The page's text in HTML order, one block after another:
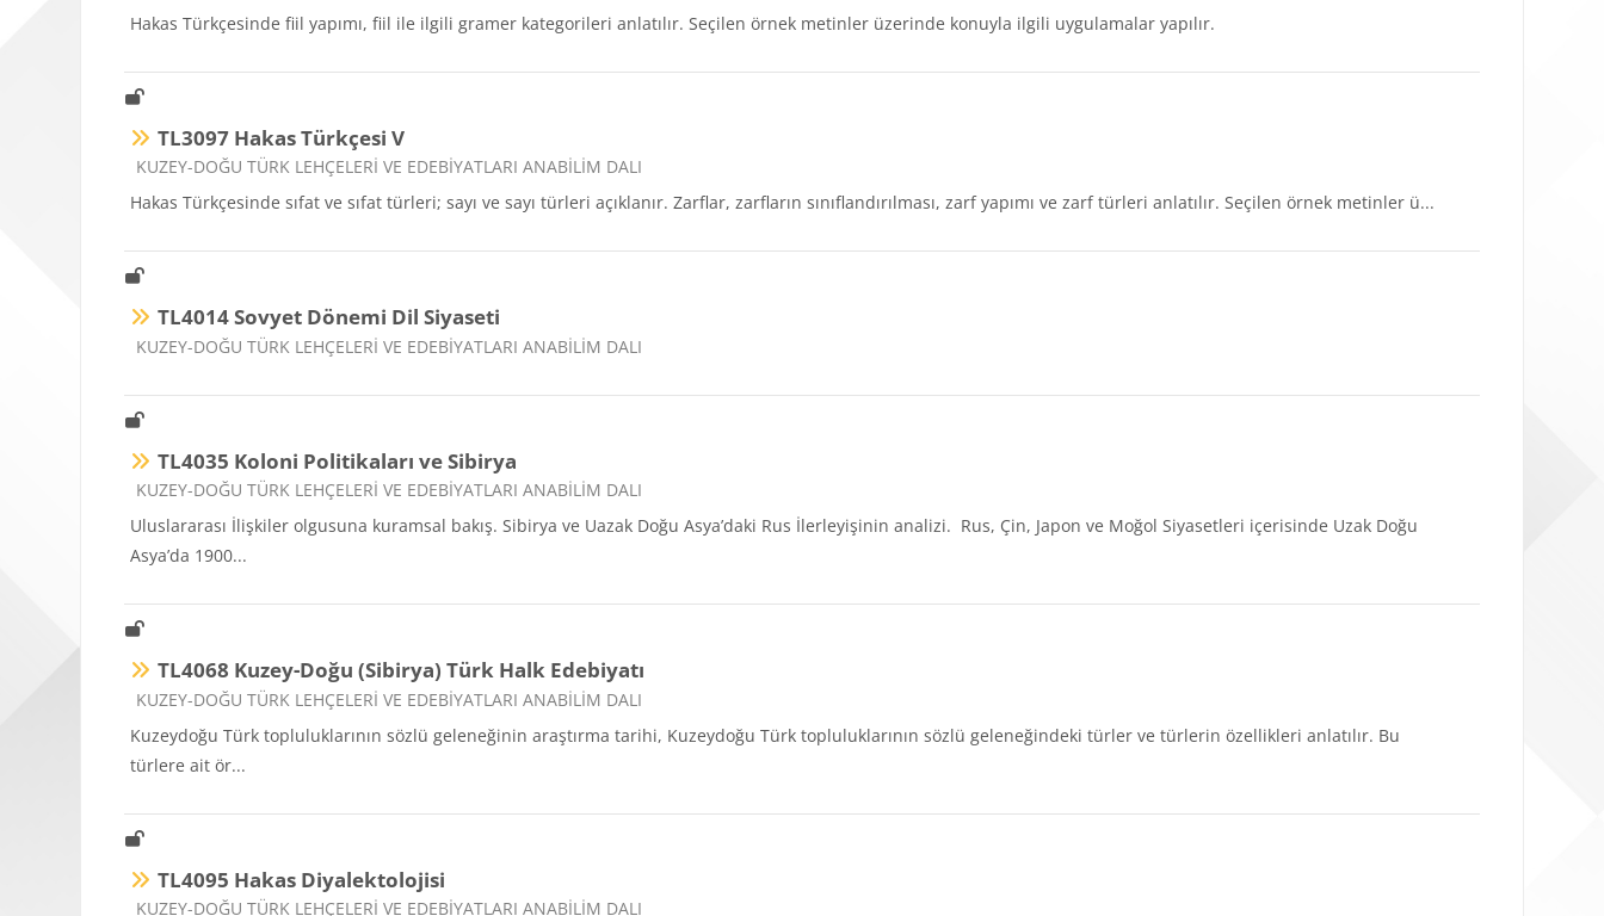
Hakas Türkçesinde fiil yapımı, fiil ile ilgili gramer kategorileri anlatılır. Seçilen örnek metinler üzerinde konuyla ilgili uygulamalar yapılır.
TL3097 Hakas Türkçesi V
Ders kategorisi
KUZEY-DOĞU TÜRK LEHÇELERİ VE EDEBİYATLARI ANABİLİM DALI
Hakas Türkçesinde sıfat ve sıfat türleri; sayı ve sayı türleri açıklanır. Zarflar, zarfların sınıflandırılması, zarf yapımı ve zarf türleri anlatılır. Seçilen örnek metinler ü...
TL4014 Sovyet Dönemi Dil Siyaseti
Ders kategorisi
KUZEY-DOĞU TÜRK LEHÇELERİ VE EDEBİYATLARI ANABİLİM DALI
TL4035 Koloni Politikaları ve Sibirya
Ders kategorisi
KUZEY-DOĞU TÜRK LEHÇELERİ VE EDEBİYATLARI ANABİLİM DALI
Uluslararası İlişkiler olgusuna kuramsal bakış. Sibirya ve Uazak Doğu Asya’daki Rus İlerleyişinin analizi. Rus, Çin, Japon ve Moğol Siyasetleri içerisinde Uzak Doğu
Asya’da 1900...
TL4068 Kuzey-Doğu (Sibirya) Türk Halk Edebiyatı
Ders kategorisi
KUZEY-DOĞU TÜRK LEHÇELERİ VE EDEBİYATLARI ANABİLİM DALI
Kuzeydoğu Türk topluluklarının sözlü geleneğinin araştırma tarihi, Kuzeydoğu Türk topluluklarının sözlü geleneğindeki türler ve türlerin özellikleri anlatılır. Bu
türlere ait ör...
TL4095 Hakas Diyalektolojisi
Ders kategorisi
KUZEY-DOĞU TÜRK LEHÇELERİ VE EDEBİYATLARI ANABİLİM DALI